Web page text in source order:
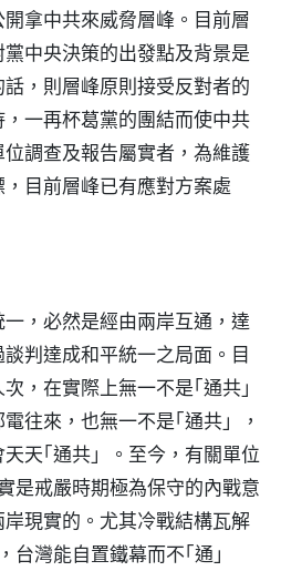
拿中共來威脅層峰。目前層
中央決策的出發點及背景是
，則層峰原則接受反對者的
一再杯葛黨的團結而使中共
調查及報告屬實者，為維護
目前層峰已有應對方案處
一，必然是經由兩岸互通，達
判達成和平統一之局面。目
，在實際上無一不是｢通共」
往來，也無一不是｢通共」，
天｢通共」。至今，有關單位
是戒嚴時期極為保守的內戰意
現實的。尤其冷戰結構瓦解
台灣能自置鐵幕而不｢通」